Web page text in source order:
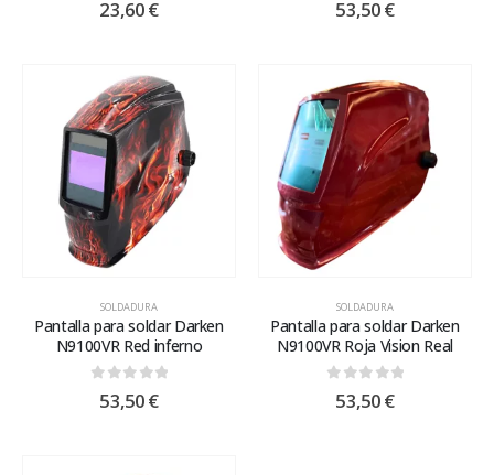
23,60€ 53,50€
SOLDADURA
Pantalla para soldar Darken
N9100VR Red inferno
0out of 5
53,50€
SOLDADURA
Pantalla para soldar Darken
N9100VR Roja Vision Real
0out of 5
53,50€